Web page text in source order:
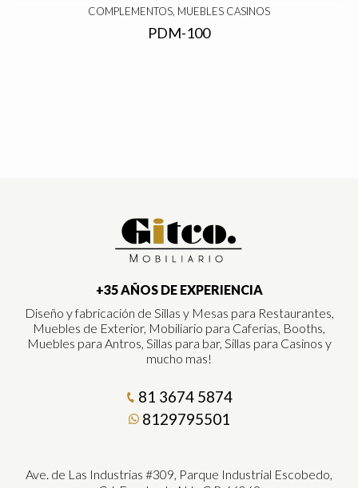
COMPLEMENTOS, MUEBLES CASINOS
PDM-100
+35 AÑOS DE EXPERIENCIA
Diseño y fabricación de Sillas y Mesas para Restaurantes,
Muebles de Exterior, Mobiliario para Caferias, Booths,
Muebles para Antros, Sillas para bar, Sillas para Casinos y
mucho mas!
81 3674 5874
8129795501
Ave. de Las Industrias #309, Parque Industrial Escobedo,